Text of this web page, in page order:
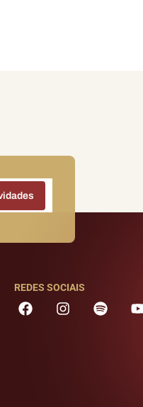
REDES SOCIAIS